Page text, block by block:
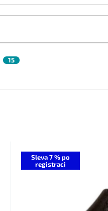
15
Sleva 7 % po
registraci